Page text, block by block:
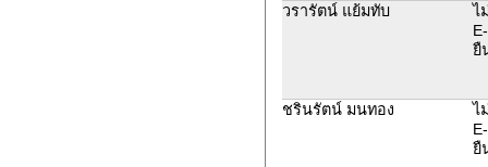
วรารัตน์ แย้มทับ
ไ
ยื
ชรินรัตน์ มนทอง
ไ
ยื